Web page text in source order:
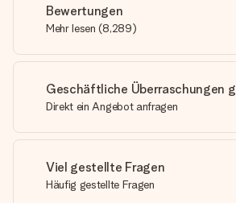
Bewertungen
Mehr lesen (8,289)
Geschäftliche Überraschungen
Direkt ein Angebot anfragen
Viel gestellte Fragen
Häufig gestellte Fragen